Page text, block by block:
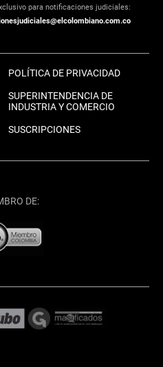
para notificaciones judiciales:
POLÍTICA DE PRIVACIDAD
SUPERINTENDENCIA DE
INDUSTRIA Y COMERCIO
SUSCRIPCIONES
DE: